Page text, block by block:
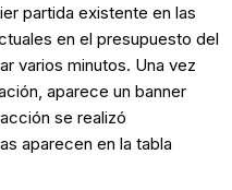
partida existente en las
en el presupuesto del
varios minutos. Una vez
aparece un banner
se realizó
aparecen en la tabla